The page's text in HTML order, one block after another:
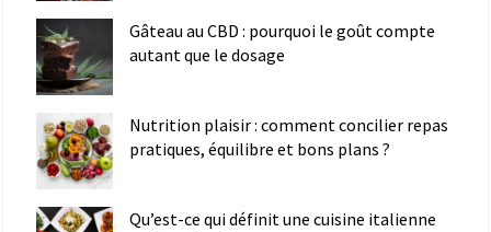
Gâteau au CBD : pourquoi le goût compte
autant que le dosage
Nutrition plaisir : comment concilier repas
pratiques, équilibre et bons plans ?
Qu’est-ce qui définit une cuisine italienne